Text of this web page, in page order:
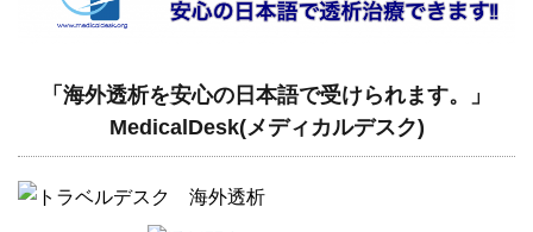
「海外透析を安心の日本語で受けられます。」
MedicalDesk(メディカルデスク)